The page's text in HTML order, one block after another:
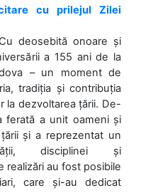
cu prilejul Zilei
deosebită onoare și
a 155 ani de la
– un moment de
tradiția și contribuția
la dezvoltarea țării. De-
ferată a unit oameni și
și a reprezentat un
disciplinei și
realizări au fost posibile
care și-au dedicat